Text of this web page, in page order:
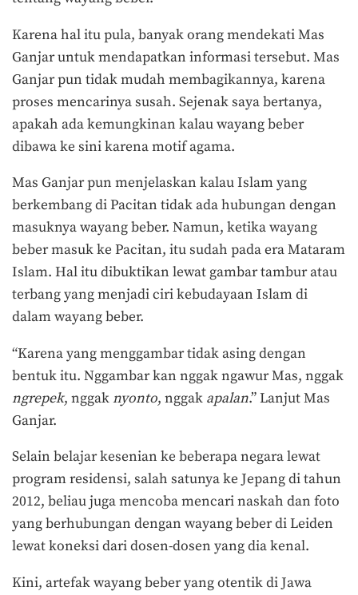
Karena hal itu pula, banyak orang mendekati Mas
Ganjar untuk mendapatkan informasi tersebut. Mas
Ganjar pun tidak mudah membagikannya, karena
proses mencarinya susah. Sejenak saya bertanya,
apakah ada kemungkinan kalau wayang beber
dibawa ke sini karena motif agama.
Mas Ganjar pun menjelaskan kalau Islam yang
berkembang di Pacitan tidak ada hubungan dengan
masuknya wayang beber. Namun, ketika wayang
beber masuk ke Pacitan, itu sudah pada era Mataram
Islam. Hal itu dibuktikan lewat gambar tambur atau
terbang yang menjadi ciri kebudayaan Islam di
dalam wayang beber.
“Karena yang menggambar tidak asing dengan
bentuk itu. Nggambar kan nggak ngawur Mas, nggak
ngrepek, nggaknyonto, nggak apalan.” Lanjut Mas
Ganjar.
Selain belajar kesenian ke beberapa negara lewat
program residensi, salah satunya ke Jepang di tahun
2012, beliau juga mencoba mencari naskah dan foto
yang berhubungan dengan wayang beber di Leiden
lewat koneksi dari dosen-dosen yang dia kenal.
Kini, artefak wayang beber yang otentik di Jawa